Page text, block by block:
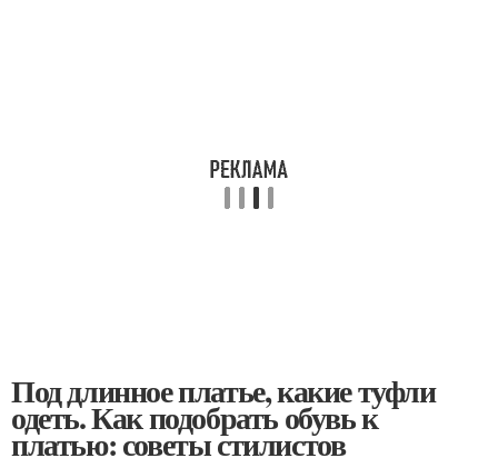
Под длинное платье, какие туфли
одеть. Как подобрать обувь к
платью: советы стилистов